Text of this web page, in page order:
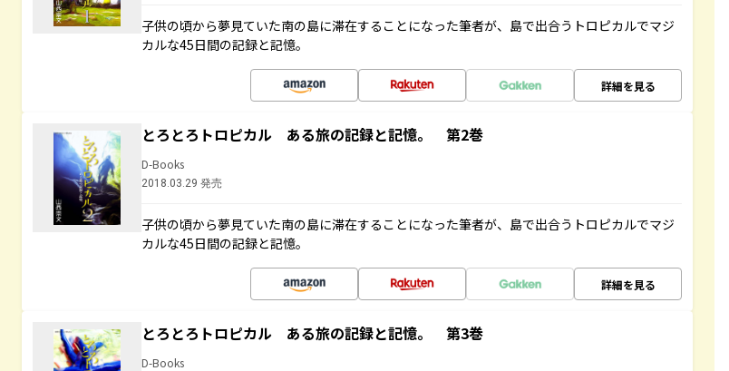
子供の頃から夢見ていた南の島に滞在することになった筆者が、島で出合うトロピカルでマジ
カルな45日間の記録と記憶。
詳細を見る
とろとろトロピカル ある旅の記録と記憶。 第2巻
D-Books
2018.03.29 発売
子供の頃から夢見ていた南の島に滞在することになった筆者が、島で出合うトロピカルでマジ
カルな45日間の記録と記憶。
詳細を見る
とろとろトロピカル ある旅の記録と記憶。 第3巻
D-Books